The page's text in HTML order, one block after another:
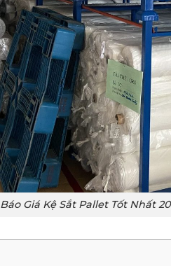
Báo Giá Kệ Sắt Pallet Tốt Nhất